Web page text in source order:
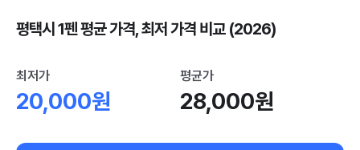
평택시 1펜 평균 가격, 최저 가격 비교 (2026)
최저가
20,000원
평균가
28,000원